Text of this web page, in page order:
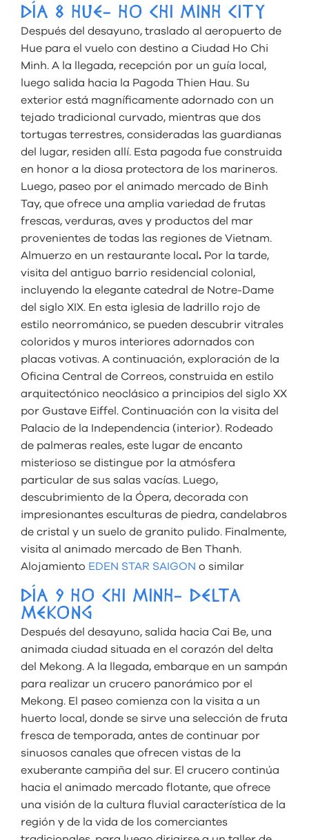
DÍA 8 HUE- HO CHI MINH CITY
Después del desayuno, traslado al aeropuerto de
Hue para el vuelo con destino a Ciudad Ho Chi
Minh. A la llegada, recepción por un guía local,
luego salida hacia la Pagoda Thien Hau. Su
exterior está magníficamente adornado con un
tejado tradicional curvado, mientras que dos
tortugas terrestres, consideradas las guardianas
del lugar, residen allí. Esta pagoda fue construida
en honor a la diosa protectora de los marineros.
Luego, paseo por el animado mercado de Binh
Tay, que ofrece una amplia variedad de frutas
frescas, verduras, aves y productos del mar
provenientes de todas las regiones de Vietnam.
Almuerzo en un restaurante local . Por la tarde,
visita del antiguo barrio residencial colonial,
incluyendo la elegante catedral de Notre-Dame
del siglo XIX. En esta iglesia de ladrillo rojo de
estilo neorrománico, se pueden descubrir vitrales
coloridos y muros interiores adornados con
placas votivas. A continuación, exploración de la
Oficina Central de Correos, construida en estilo
arquitectónico neoclásico a principios del siglo XX
por Gustave Eiffel. Continuación con la visita del
Palacio de la Independencia (interior). Rodeado
de palmeras reales, este lugar de encanto
misterioso se distingue por la atmósfera
particular de sus salas vacías. Luego,
descubrimiento de la Ópera, decorada con
impresionantes esculturas de piedra, candelabros
de cristal y un suelo de granito pulido. Finalmente,
visita al animado mercado de Ben Thanh.
Alojamiento EDEN STAR SAIGON o similar
DÍA 9 HO CHI MINH- DELTA
MEKONG
Después del desayuno, salida hacia Cai Be, una
animada ciudad situada en el corazón del delta
del Mekong. A la llegada, embarque en un sampán
para realizar un crucero panorámico por el
Mekong. El paseo comienza con la visita a un
huerto local, donde se sirve una selección de fruta
fresca de temporada, antes de continuar por
sinuosos canales que ofrecen vistas de la
exuberante campiña del sur. El crucero continúa
hacia el animado mercado flotante, que ofrece
una visión de la cultura fluvial característica de la
región y de la vida de los comerciantes